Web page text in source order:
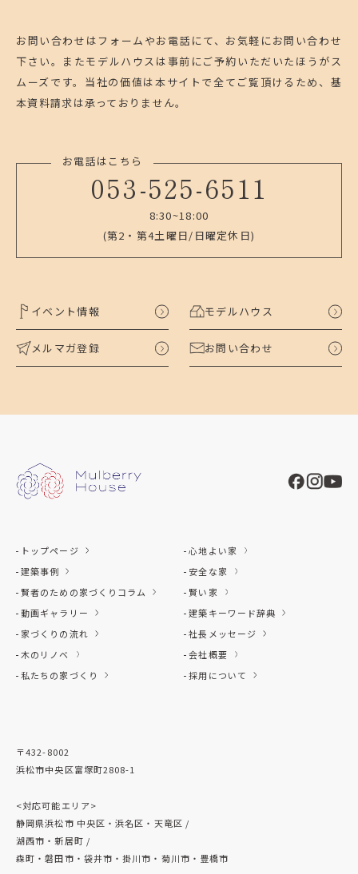
お問い合わせはフォームやお電話にて、お気軽にお問い合わせ
下さい。 またモデルハウスは事前にご予約いただいたほうがス
ムーズです。 当社の価値は本サイトで全てご覧頂けるため、基
本資料請求は承っておりません。
お電話はこちら
053-525-6511
8:30~18:00
(第2・第4土曜日/日曜定休日)
イベント情報 モデルハウス
メルマガ登録 お問い合わせ
トップページ
建築事例
賢者のための家づくりコラム
動画ギャラリー
家づくりの流れ
木のリノベ
私たちの家づくり
心地よい家
安全な家
賢い家
建築キーワード辞典
社長メッセージ
会社概要
採用について
〒432-8002
浜松市中央区富塚町2808-1
<対応可能エリア>
静岡県浜松市 中央区・浜名区・天竜区 /
湖西市・新居町 /
森町・磐田市・袋井市・掛川市・菊川市・豊橋市